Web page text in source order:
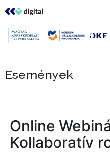
Események
Online
Kollaboratív